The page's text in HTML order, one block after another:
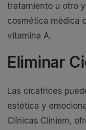
tratamiento u otro
cosmética médica
vitamina A.
Eliminar
Las cicatrices
estética y
Clínicas Cliniem,